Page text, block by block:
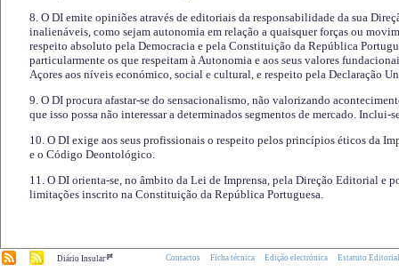
8. O DI emite opiniões através de editoriais da responsabilidade da sua
inalienáveis, como sejam autonomia em relação a quaisquer forças ou
respeito absoluto pela Democracia e pela Constituição da República
particularmente os que respeitam à Autonomia e aos seus valores
Açores aos níveis económico, social e cultural, e respeito pela Declaração
9. O DI procura afastar-se do sensacionalismo, não valorizando
que isso possa não interessar a determinados segmentos de mercado.
10. O DI exige aos seus profissionais o respeito pelos princípios éticos da
e o Código Deontológico.
11. O DI orienta-se, no âmbito da Lei de Imprensa, pela Direção Editorial e
limitações inscrito na Constituição da República Portuguesa.
Diário Insular.pt Contactos Ficha técnica Edição electrónica Estatuto Editorial